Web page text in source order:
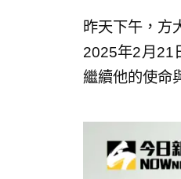
昨天下午，方
2025年2月21
繼續他的使命